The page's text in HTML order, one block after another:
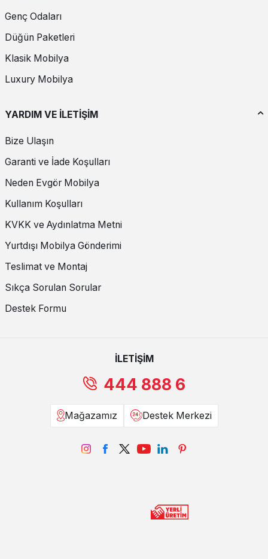
Genç Odaları
Düğün Paketleri
Klasik Mobilya
Luxury Mobilya
YARDIM VE İLETİŞİM
Bize Ulaşın
Garanti ve İade Koşulları
Neden Evgör Mobilya
Kullanım Koşulları
KVKK ve Aydınlatma Metni
Yurtdışı Mobilya Gönderimi
Teslimat ve Montaj
Sıkça Sorulan Sorular
Destek Formu
İLETİŞİM
444 888 6
Mağazamız Destek Merkezi